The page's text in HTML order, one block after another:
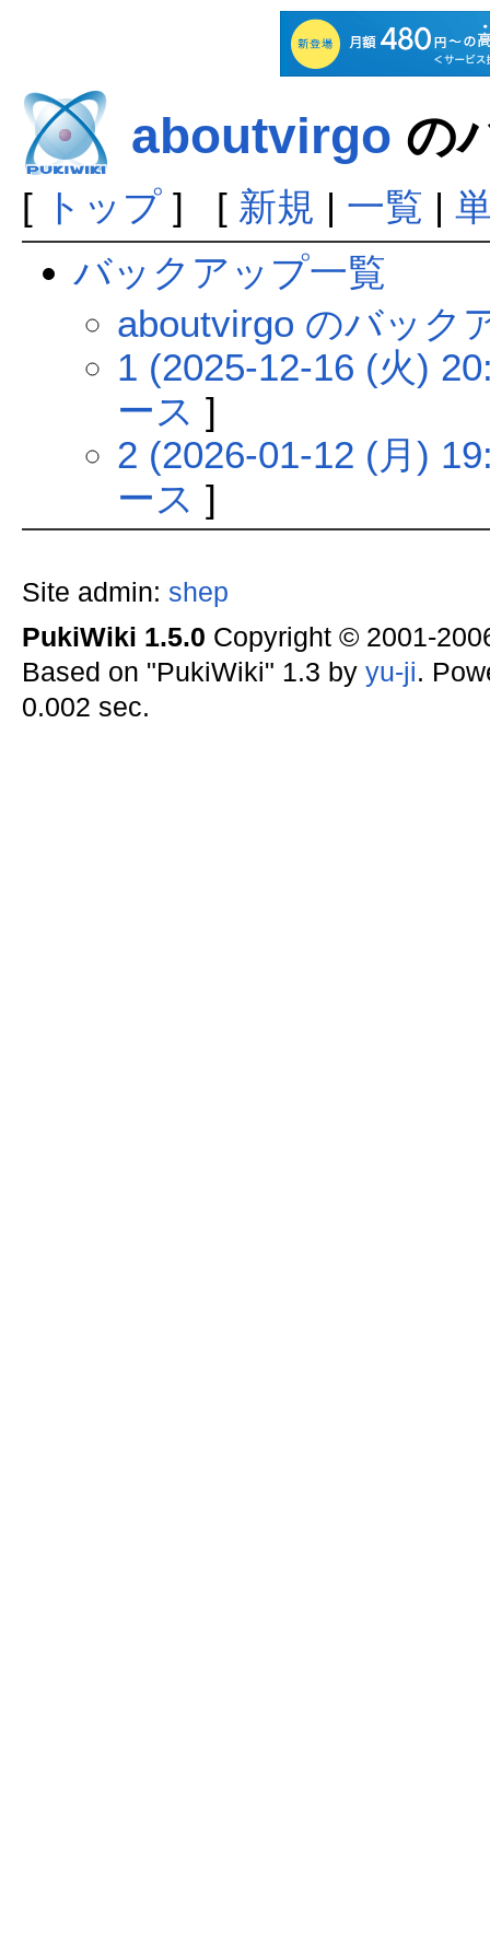
aboutvirgo の
[ トップ] [ 新規 | 一覧 |
バックアップ一覧
aboutvirgo のバック
1 (2025-12-16 (火)
ース ]
2 (2026-01-12 (月)
ース ]
Site admin: shep
PukiWiki 1.5.0 Copyright © 2001-
Based on "PukiWiki" 1.3 by yu-ji.
0.002 sec.